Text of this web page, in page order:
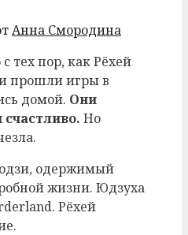
Анна Смородина
тех пор, как Рёхей
прошли игры в
домой. Они
Но
одержимый
жизни. Юдзуха
Рёхей